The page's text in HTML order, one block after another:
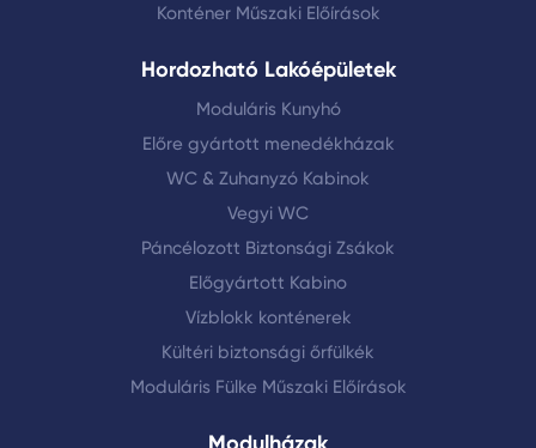
Konténer Műszaki Előírások
Hordozható Lakóépületek
Moduláris Kunyhó
Előre gyártott menedékházak
WC & Zuhanyzó Kabinok
Vegyi WC
Páncélozott Biztonsági Zsákok
Előgyártott Kabino
Vízblokk konténerek
Kültéri biztonsági őrfülkék
Moduláris Fülke Műszaki Előírások